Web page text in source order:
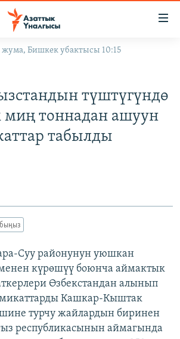
Бишкек убактысы 10:15
түштүгүндө
тоннадан ашуун
табылды
Суу районунун уюшкан
күрөшүү боюнча аймактык
Өзбекстандан алынып
Кашкар-Кыштак
турчу жайлардын биринен
республикасынын аймагында